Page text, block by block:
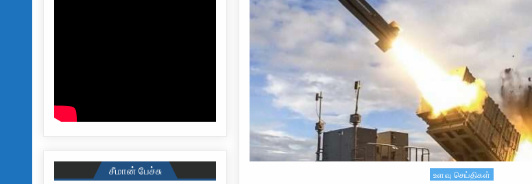
Posted in
உளவு செய்திகள்
சீமான் பேச்சு